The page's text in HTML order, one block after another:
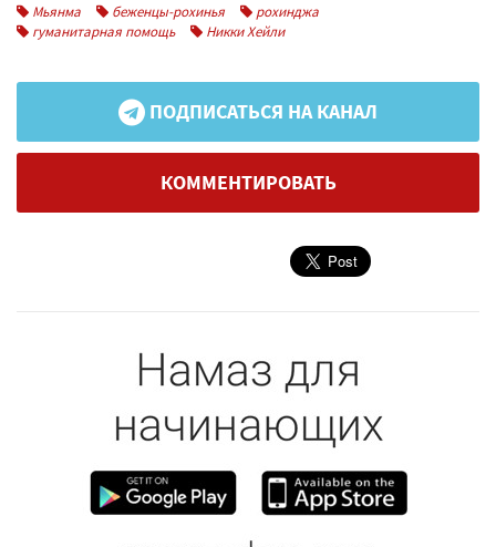
Мьянма беженцы-рохинья
рохинджа
гуманитарная помощь
Никки Хейли
ПОДПИСАТЬСЯ НА КАНАЛ
КОММЕНТИРОВАТЬ